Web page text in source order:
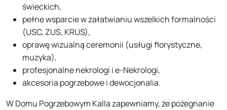
świeckich,
pełne wsparcie w załatwianiu wszelkich formalności
(USC, ZUS, KRUS),
oprawę wizualną ceremonii (usługi florystyczne,
muzyka),
profesjonalne nekrologi i e-Nekrologi,
akcesoria pogrzebowe i dewocjonalia.
W Domu Pogrzebowym Kalla zapewniamy, że pożegnanie